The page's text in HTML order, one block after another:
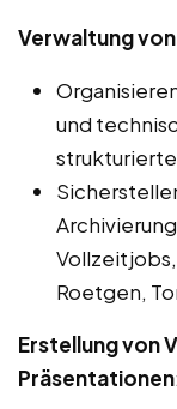
Verwaltung
und
Roetgen,
Erstellung von
Präsentationen: